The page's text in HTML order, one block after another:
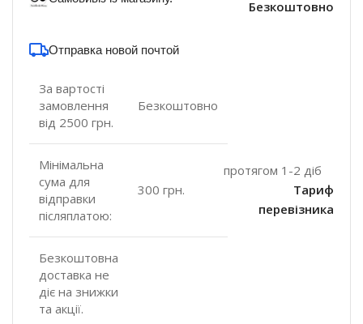
Безкоштовно
Отправка новой почтой
За вартості
замовлення
від 2500 грн.
Безкоштовно
Мінімальна
сума для
відправки
післяплатою:
300 грн.
Безкоштовна
доставка не
діє на знижки
та акції.
протягом 1-2 діб
Тариф
перевізника